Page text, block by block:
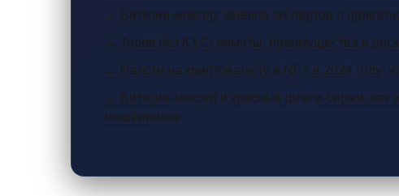
→ Биткоин-миксер: мнения экспертов о
→ Toobit без KYC: лимиты, преимущества и
→ Налоги на криптовалюту и NFT в 2024 году:
→ Биткоин-миксер и красные флаги биржи: как
мошенников